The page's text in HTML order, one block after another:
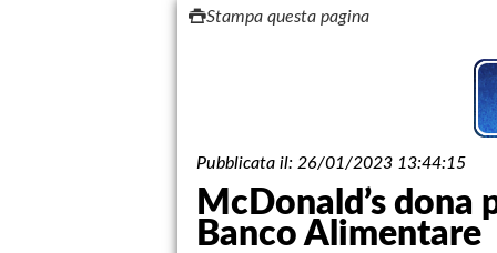
Stampa questa pagina
Pubblicata il: 26/01/2023 13:44:15
McDonald’s
Banco Alimentare